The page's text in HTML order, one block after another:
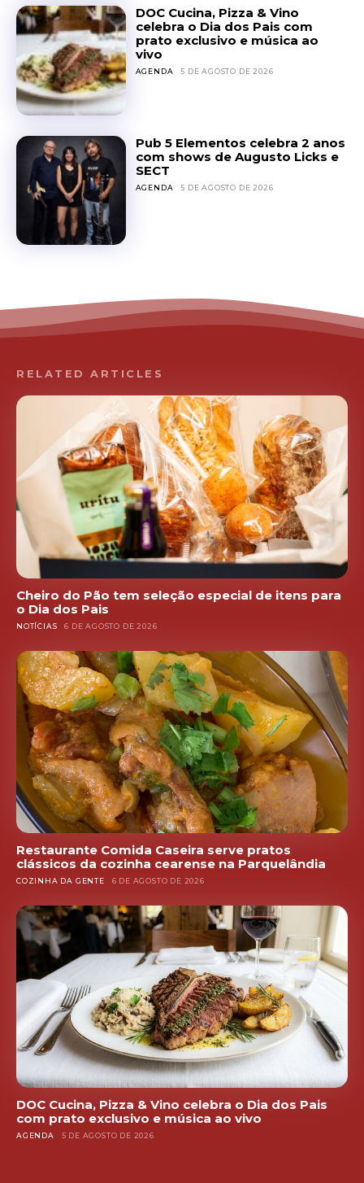
DOC Cucina, Pizza & Vino
celebra o Dia dos Pais com
prato exclusivo e música ao
vivo
AGENDA 5 DE AGOSTO DE 2026
Pub 5 Elementos celebra 2 anos
com shows de Augusto Licks e
SECT
AGENDA 5 DE AGOSTO DE 2026
RELATED ARTICLES
Cheiro do Pão tem seleção especial de itens para
o Dia dos Pais
NOTÍCIAS 6 DE AGOSTO DE 2026
Restaurante Comida Caseira serve pratos
clássicos da cozinha cearense na Parquelândia
COZINHA DA GENTE 6 DE AGOSTO DE 2026
DOC Cucina, Pizza & Vino celebra o Dia dos Pais
com prato exclusivo e música ao vivo
AGENDA 5 DE AGOSTO DE 2026